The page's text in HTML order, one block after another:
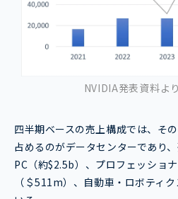
NVIDIA発表資料よ
四半期ベースの売上構成では、そ
占めるのがデータセンターであり
PC（約$2.5b）、プロフェッショ
（＄511m）、自動車・ロボティ